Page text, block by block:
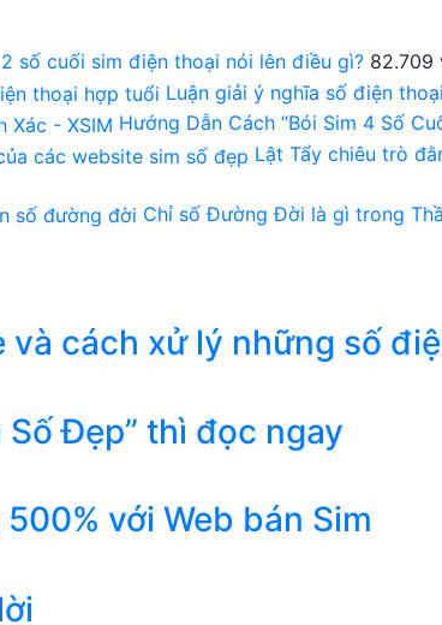
số cuối sim điện thoại nói lên điều gì? 82.709
Luận giải ý nghĩa số điện
Hướng Dẫn Cách “Bói Sim 4 Số
Lật Tẩy chiêu trò
Chỉ số Đường Đời là gì trong
cách xử lý những số
Đẹp” thì đọc ngay
với Web bán Sim